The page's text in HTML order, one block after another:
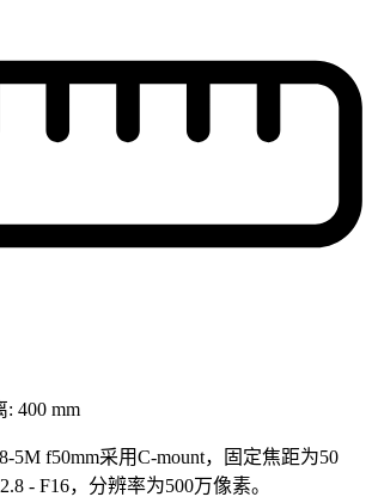
400 mm
5M f50mm采用C-mount，固定焦距为50
- F16，分辨率为500万像素。